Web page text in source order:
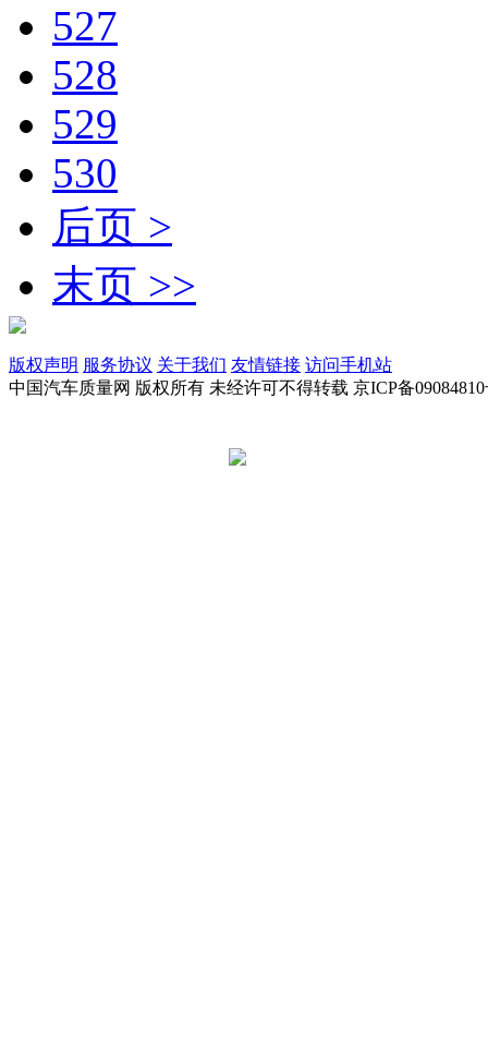
527
528
529
530
后页 >
末页 >>
版权声明 服务协议 关于我们 友情链接 访问手机站
中国汽车质量网 版权所有 未经许可不得转载 京ICP备09084810